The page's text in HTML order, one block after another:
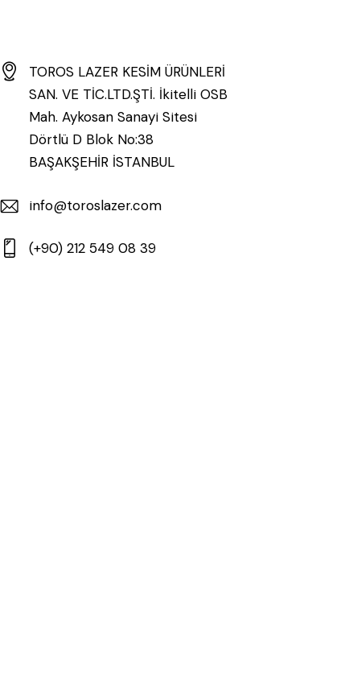
TOROS LAZER KESİM ÜRÜNLERİ
SAN. VE TİC.LTD.ŞTİ. İkitelli OSB
Mah. Aykosan Sanayi Sitesi
Dörtlü D Blok No:38
BAŞAKŞEHİR İSTANBUL
info@toroslazer.com
(+90) 212 549 08 39